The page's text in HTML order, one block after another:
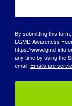
O QUE É
SOBRE A
Quero
SE A SUA
By submitting this
LGMD Awareness
https://www.lgmd-
any time by using the
email. Emails are